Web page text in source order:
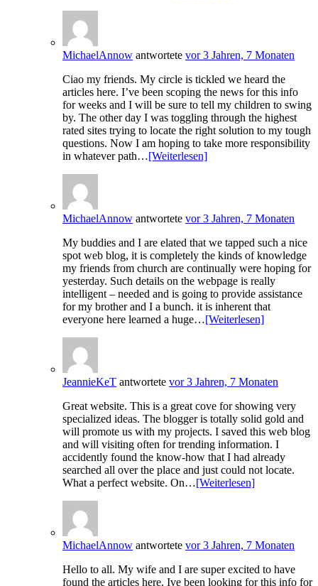
MichaelAnnow antwortete vor 3 Jahren, 7 Monaten
Ciao my friends. My circle is tickled we heard the
articles here. I’ve been scoping the news for this info
for weeks and I will be sure to tell my children to swing
by. The other day I was toggling through the highest
rated sites trying to locate the right solution to my tough
questions. Now I am hoping to take more responsibility
in whatever path…[Weiterlesen]
MichaelAnnow antwortete vor 3 Jahren, 7 Monaten
My buddies and I are elated that we tapped such a nice
spot web blog, it is completely the kinds of knowledge
my friends from church are continually were hoping for
yesterday. Such details on the webpage is really
intelligent – needed and is going to provide assistance
for my brother and I a bunch. it is inherent that
everyone here learned a huge…[Weiterlesen]
JeannieKeT antwortete vor 3 Jahren, 7 Monaten
Great website. This is a great cove for showing very
specialized ideas. The blogger is totally solid gold and
will promote us with my projects. I saved this web blog
and will visiting often for trending information. I
accidently found the know-how that I had already
searched all over the place and just could not locate.
What a perfect website. On…[Weiterlesen]
MichaelAnnow antwortete vor 3 Jahren, 7 Monaten
Hello to all. My wife and I are super excited to have
found the articles here. Ive been looking for this info for